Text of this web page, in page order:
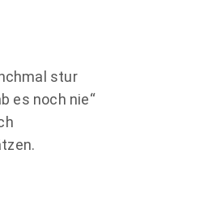
stur
es noch nie“